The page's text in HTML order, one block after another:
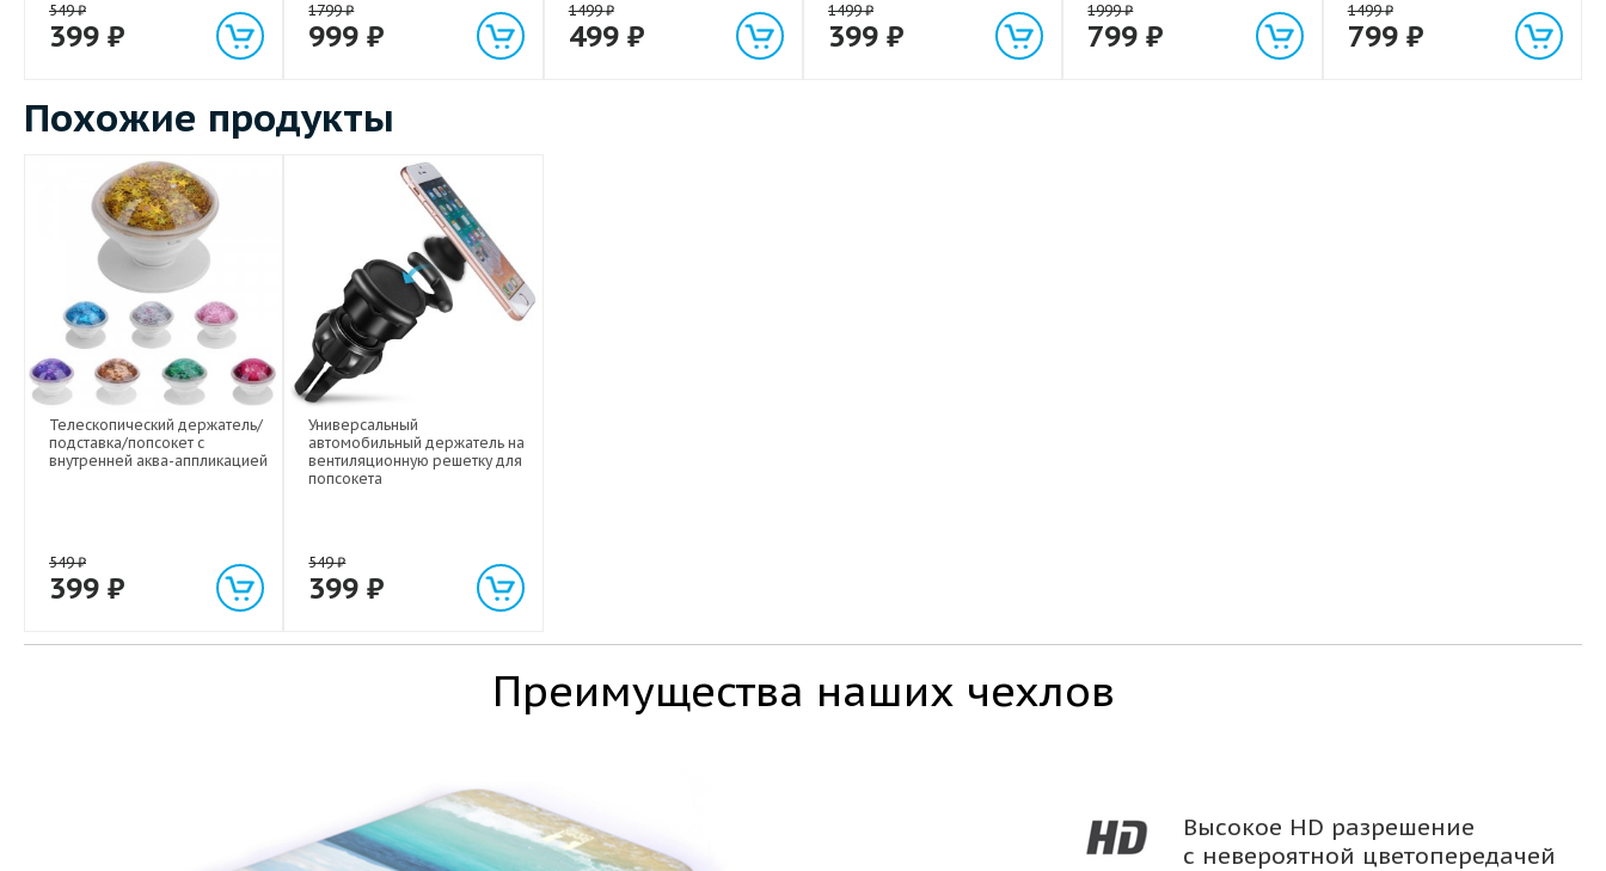
549₽
399 ₽
1799₽
999₽
1499₽
499 ₽
1499₽
399 ₽
1999₽
799₽
1499₽
799 ₽
Похожие продукты
Телескопический держатель/
подставка/попсокет с
внутренней аква-аппликацией
549₽
399 ₽
Универсальный
автомобильный держатель на
вентиляционную решетку для
попсокета
549₽
399₽
Преимущества наших чехлов
Высокое HD разрешение
с невероятной цветопередачей